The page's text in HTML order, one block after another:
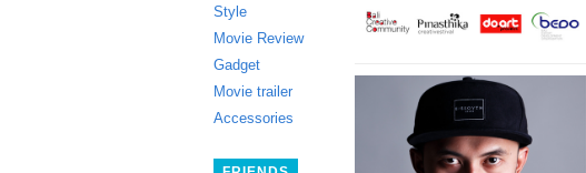
Style
Movie Review
Gadget
Movie trailer
Accessories